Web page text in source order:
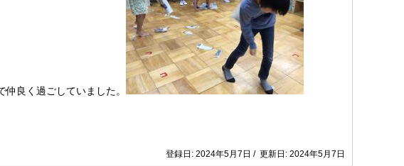
良く過ごしていました。
登録日: 2024年5月7日 / 更新日: 2024年5月7日